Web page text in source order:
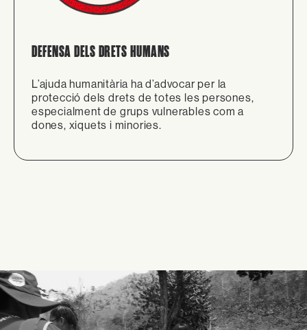
DEFENSA DELS DRETS HUMANS
L’ajuda humanitària ha d’advocar per la
protecció dels drets de totes les persones,
especialment de grups vulnerables com a
dones, xiquets i minories.